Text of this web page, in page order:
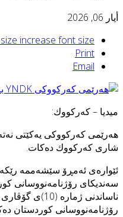
أيار 06, 2026
increase font size
Print
Email
میدیا – كه‌ركووك:
‌شارى كه‌ركووك ده‌كات.
سه‌نديكاى رۆژنامه‌نووسانى
ناساندنى
رۆژنامه‌نووسانى كوردستان